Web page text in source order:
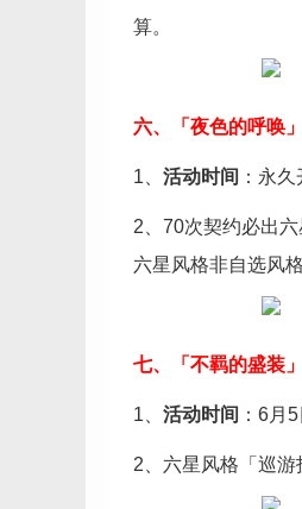
算。
六、「夜色的呼唤
1、 活动时间 ：永
2、70次契约必出
六星风格非自选风
七、「不羁的盛装
1、 活动时间 ：6月
2、六星风格「巡游